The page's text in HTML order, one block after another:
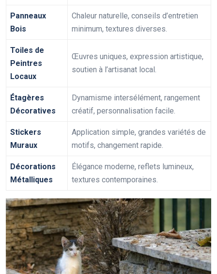
Panneaux
Bois
Chaleur naturelle, conseils d’entretien
minimum, textures diverses.
Toiles de
Peintres
Locaux
Œuvres uniques, expression artistique,
soutien à l’artisanat local.
Étagères
Décoratives
Dynamisme intersélément, rangement
créatif, personnalisation facile.
Stickers
Muraux
Application simple, grandes variétés de
motifs, changement rapide.
Décorations
Métalliques
Élégance moderne, reflets lumineux,
textures contemporaines.